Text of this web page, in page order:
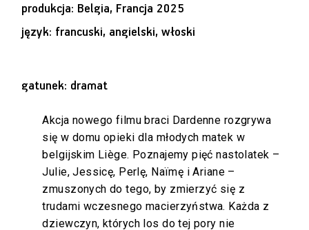
produkcja: Belgia, Francja 2025
język: francuski, angielski, włoski
gatunek: dramat
Akcja nowego filmu braci Dardenne rozgrywa
się w domu opieki dla młodych matek w
belgijskim Liège. Poznajemy pięć nastolatek –
Julie, Jessicę, Perlę, Naïmę i Ariane –
zmuszonych do tego, by zmierzyć się z
trudami wczesnego macierzyństwa. Każda z
dziewczyn, których los do tej pory nie